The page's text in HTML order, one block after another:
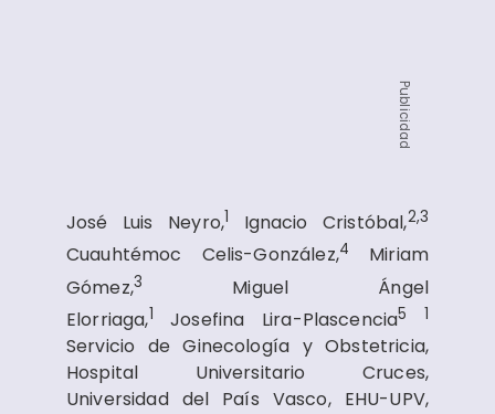
Publicidad
José Luis Neyro,1 Ignacio Cristóbal,2,3
Cuauhtémoc Celis-González,4
Miriam
Gómez,3
Miguel Ángel
Elorriaga,1 Josefina Lira-Plascencia5 1
Servicio de Ginecología y Obstetricia,
Hospital Universitario Cruces,
Universidad del País Vasco, EHU-UPV,